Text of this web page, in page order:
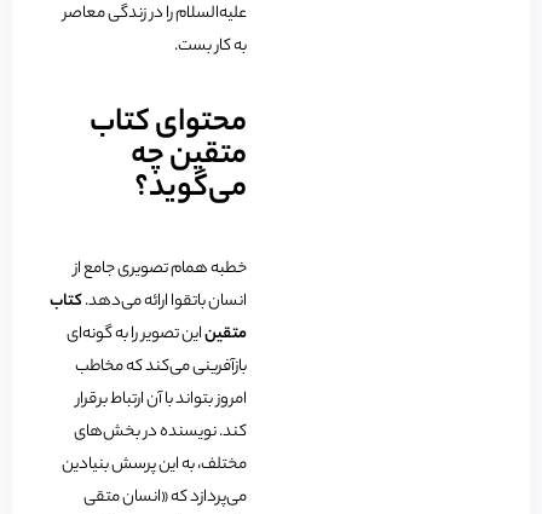
علیه‌السلام را در زندگی معاصر
به کار بست.
محتوای کتاب
متقین چه
می‌گوید؟
خطبه همام تصویری جامع از
انسان باتقوا ارائه می‌دهد.کتاب
متقیناین تصویر را به گونه‌ای
بازآفرینی می‌کند که مخاطب
امروز بتواند با آن ارتباط برقرار
کند. نویسنده در بخش‌های
مختلف، به این پرسش بنیادین
می‌پردازد که «انسان متقی